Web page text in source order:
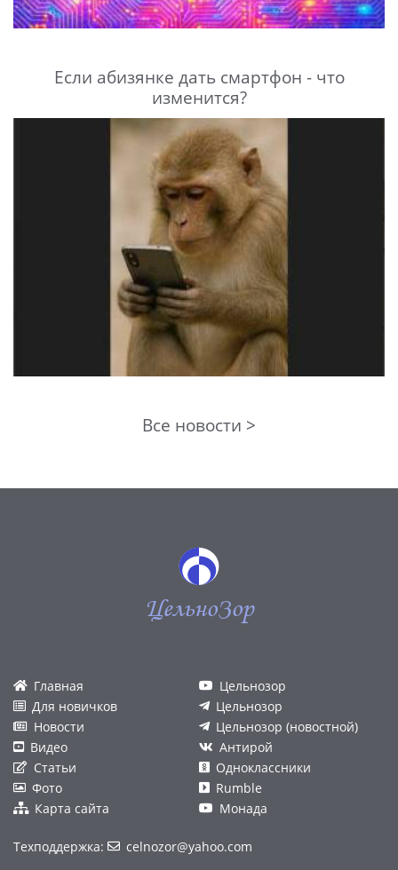
Если абизянке дать смартфон - что
изменится?
Все новости >
ЦельноЗор
Главная
Для новичков
Новости
Видео
Статьи
Фото
Карта сайта
Цельнозор
Цельнозор
Цельнозор (новостной)
Антирой
Одноклассники
Rumble
Монада
Техподдержка: celnozor@yahoo.com